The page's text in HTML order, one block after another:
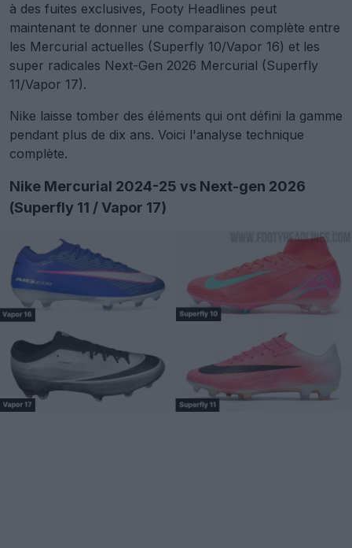
à des fuites exclusives, Footy Headlines peut
maintenant te donner une comparaison complète entre
les Mercurial actuelles (Superfly 10/Vapor 16) et les
super radicales Next-Gen 2026 Mercurial (Superfly
11/Vapor 17).
Nike laisse tomber des éléments qui ont défini la gamme
pendant plus de dix ans. Voici l'analyse technique
complète.
Nike Mercurial 2024-25 vs Next-gen 2026
(Superfly 11 / Vapor 17)